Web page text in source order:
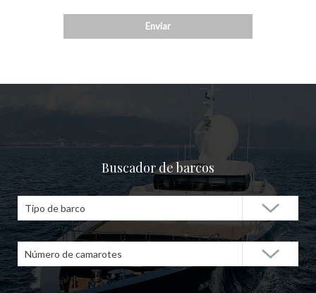
Buscador de barcos
Tipo de barco
Número de camarotes